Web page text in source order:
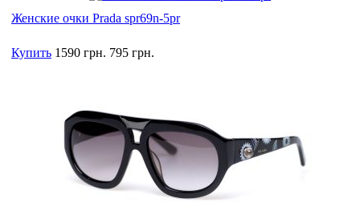
Женские очки Prada spr69n-5pr
Купить 1590 грн. 795 грн.